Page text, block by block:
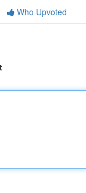
Who Upvoted